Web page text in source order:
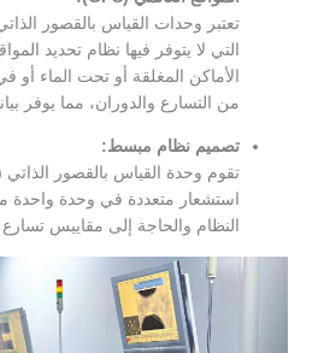
تعتبر وحدات القياس بالقصور الذاتي (IMUs) مثالية للتطبيقات
التي لا يتوفر فيها نظام تحديد المواقع العالمي (GPS)، مثل
أو تحت الماء أو في الفضاء، لأنها تقيس كلاً
مما يوفر بيانات ملاحة كاملة.
تقوم وحدة القياس بالقصور الذاتي (IMU) بدمج أجهزة
في وحدة واحدة مدمجة، مما يقلل من تعقيد
إلى مقاييس تسارع وجيروسكوبات منفصلة.